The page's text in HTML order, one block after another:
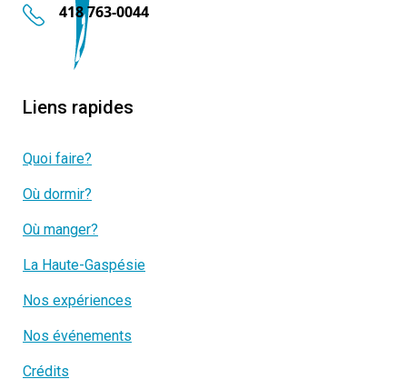
418 763-0044
Liens rapides
Quoi faire?
Où dormir?
Où manger?
La Haute-Gaspésie
Nos expériences
Nos événements
Crédits